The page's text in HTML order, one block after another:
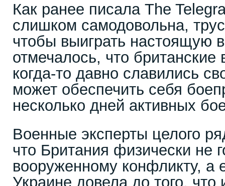
Как ранее писала The
слишком самодовольна,
чтобы выиграть настоящую
отмечалось, что британские
когда-то давно славились
может обеспечить себя
несколько дней активных
Военные эксперты целого
что Британия физически не
вооруженному конфликту, а
Украине довела до того,